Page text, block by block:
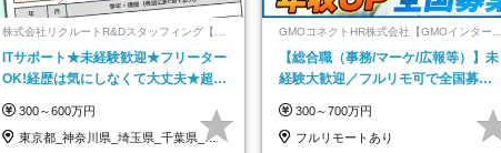
株式会社リクルートR&Dスタッフィング【リ
クルートグループ】
ITサポート★未経験歓迎★フリーター
OK!経歴は気にしなくて大丈夫★超大
300～600万円
東京都_神奈川県_埼玉県_千葉県_大
GMOコネクトHR株式会社【GMOインターネ
ットグループ】
【総合職（事務/マーケ/広報等）】未
経験大歓迎／フルリモ可で全国募
★
300～700万円
フルリモートあり